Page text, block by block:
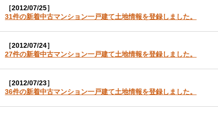
［2012/07/25］
31件の新着中古マンション一戸建て土地情報を登録しました。
［2012/07/24］
27件の新着中古マンション一戸建て土地情報を登録しました。
［2012/07/23］
36件の新着中古マンション一戸建て土地情報を登録しました。